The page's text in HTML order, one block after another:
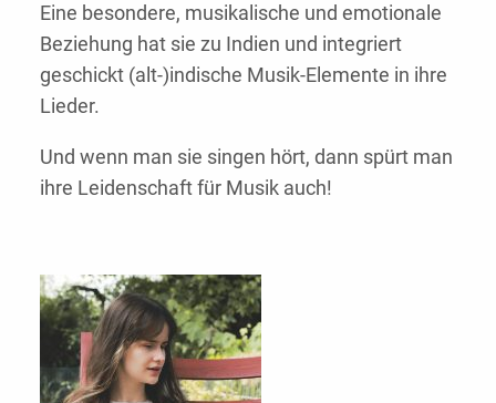
Eine besondere, musikalische und emotionale
Beziehung hat sie zu Indien und integriert
geschickt (alt-)indische Musik-Elemente in ihre
Lieder.
Und wenn man sie singen hört, dann spürt man
ihre Leidenschaft für Musik auch!